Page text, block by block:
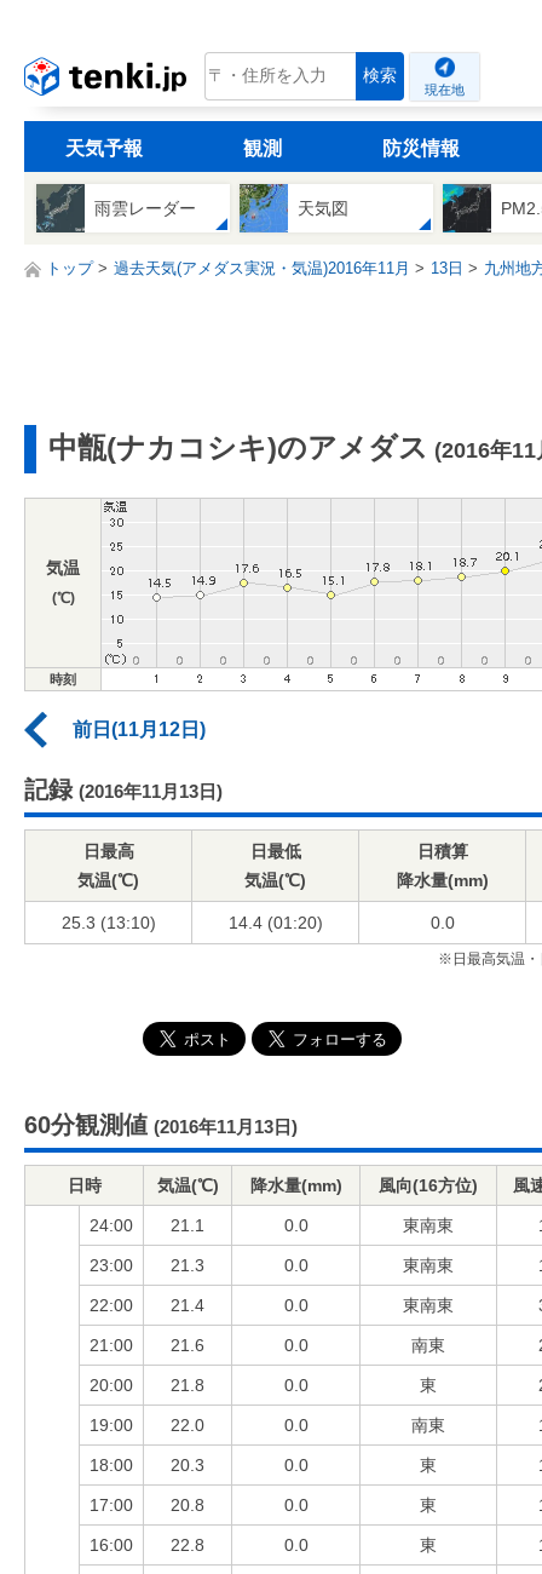
tenki.jp 検索
現在地
天気予報 観測 防災情報
雨雲レーダー 天気図
トップ 過去天気(アメダス実況・気温)2016年11月 13日 九州地
中甑(ナカコシキ)のアメダス (2016年11
気温
(℃)
時刻
前日(11月12日)
記録 (2016年11月13日)
日最高
気温(℃)
日最低
気温(℃)
日積算
降水量(mm)
25.3 (13:10) 14.4 (01:20) 0.0
※日最高気温・
60分観測値 (2016年11月13日)
日時 気温(℃) 降水量(mm) 風向(16方位) 風
24:00 21.1 0.0 東南東
23:00 21.3 0.0 東南東
22:00 21.4 0.0 東南東
21:00 21.6 0.0 南東
20:00 21.8 0.0 東
19:00 22.0 0.0 南東
18:00 20.3 0.0 東
17:00 20.8 0.0 東
16:00 22.8 0.0 東